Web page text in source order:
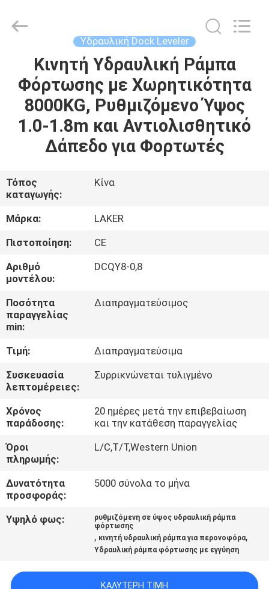
ΑΡΧΙΚΉ
ΣΕΛΊΔΑ
ΠΡΟΪΌΝΤΑ
ΜΕ
ΕΜΆΣ
ΓΎΡΟΣ
ΕΡΓΟΣΤΑΣΊΩΝ
ΠΟΙΟΤΙΚΌΣ
ΈΛΕΓΧΟΣ
ΕΠΑΦΉ
ΝΈΑ
SITEMAP
ΠΟΛΙΤΙΚΉ
ΑΠΟΡΡΉΤΟΥ
CO.,LIMITED.
Υδραυλική Dock Leveler
Κινητή Υδραυλική Ράμπα
Φόρτωσης με Χωρητικότητα
8000KG, Ρυθμιζόμενο Ύψος
1.0-1.8m και Αντιολισθητικό
Δάπεδο για Φορτωτές
Τόπος
καταγωγής:
Κίνα
Μάρκα:
LAKER
Πιστοποίηση:
CE
Αριθμό
μοντέλου:
DCQY8-0,8
Ποσότητα
παραγγελίας
min:
Διαπραγματεύσιμος
Τιμή:
Διαπραγματεύσιμα
Συσκευασία
λεπτομέρειες:
Συρρικνώνεται τυλιγμένο
Χρόνος
παράδοσης:
20 ημέρες μετά την επιβεβαίωση
και την κατάθεση παραγγελίας
Όροι
πληρωμής:
L/C,T/T,Western Union
Δυνατότητα
προσφοράς:
5000 σύνολα το μήνα
Υψηλό φως:
ρυθμιζόμενη σε ύψος υδραυλική ράμπα
φόρτωσης
, κινητή υδραυλική ράμπα για περονοφόρα,
Υδραυλική ράμπα φόρτωσης με εγγύηση
ΚΑΛΎΤΕΡΗ ΤΙΜΉ